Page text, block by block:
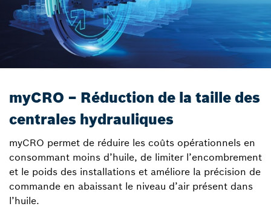
myCRO – Réduction de la taille des
centrales hydrauliques
myCRO permet de réduire les coûts opérationnels en
consommant moins d’huile, de limiter l’encombrement
et le poids des installations et améliore la précision de
commande en abaissant le niveau d’air présent dans
l’huile.